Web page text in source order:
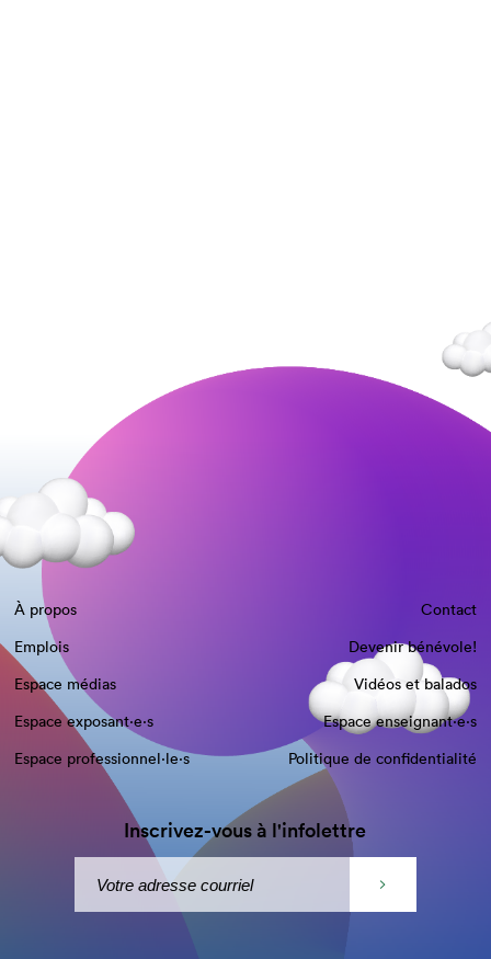
À propos
Contact
Emplois
Devenir bénévole!
Espace médias
Vidéos et balados
Espace exposant·e⋅s
Espace enseignant·e⋅s
Espace professionnel·le⋅s
Politique de confidentialité
Inscrivez-vous à l'infolettre